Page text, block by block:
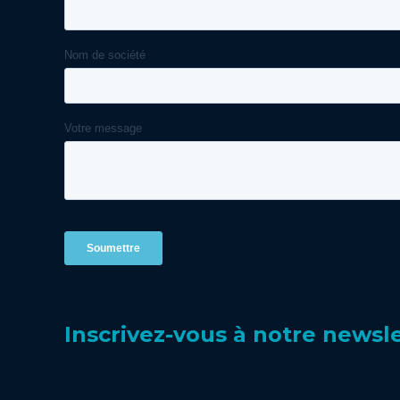
Inscrivez-vous à notre